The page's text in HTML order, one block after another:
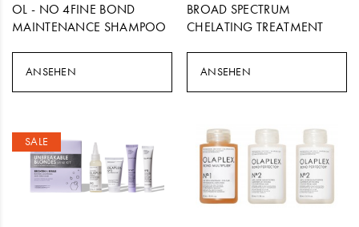
OL - NO 4FINE BOND
MAINTENANCE SHAMPOO
ANSEHEN
BROAD SPECTRUM
CHELATING TREATMENT
ANSEHEN
SALE